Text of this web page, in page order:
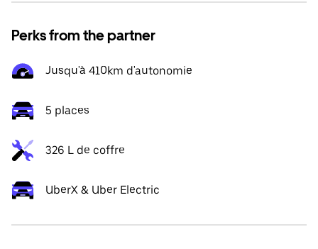
Perks from the partner
Jusqu'à 410km d'autonomie
5 places
326 L de coffre
UberX & Uber Electric